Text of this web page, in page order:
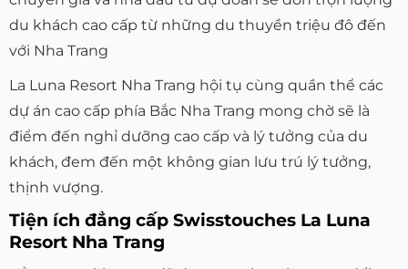
du khách cao cấp từ những du thuyền triệu đô đến
với Nha Trang
La Luna Resort Nha Trang hội tụ cùng quần thể các
dự án cao cấp phía Bắc Nha Trang mong chờ sẽ là
điểm đến nghỉ dưỡng cao cấp và lý tưởng của du
khách, đem đến một không gian lưu trú lý tưởng,
thịnh vượng.
Tiện ích đẳng cấp Swisstouches La Luna
Resort Nha Trang